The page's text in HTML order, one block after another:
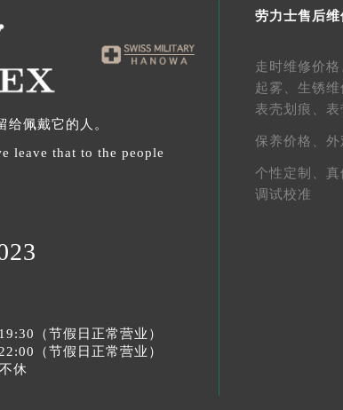
佩戴它的人。
leave that to the people
（节假日正常营业）
（节假日正常营业）
休
劳力士售后
走时维修价格
起雾、 生锈维
表壳划痕、 表
保养价格、 外
个性定制、 真
调试校准